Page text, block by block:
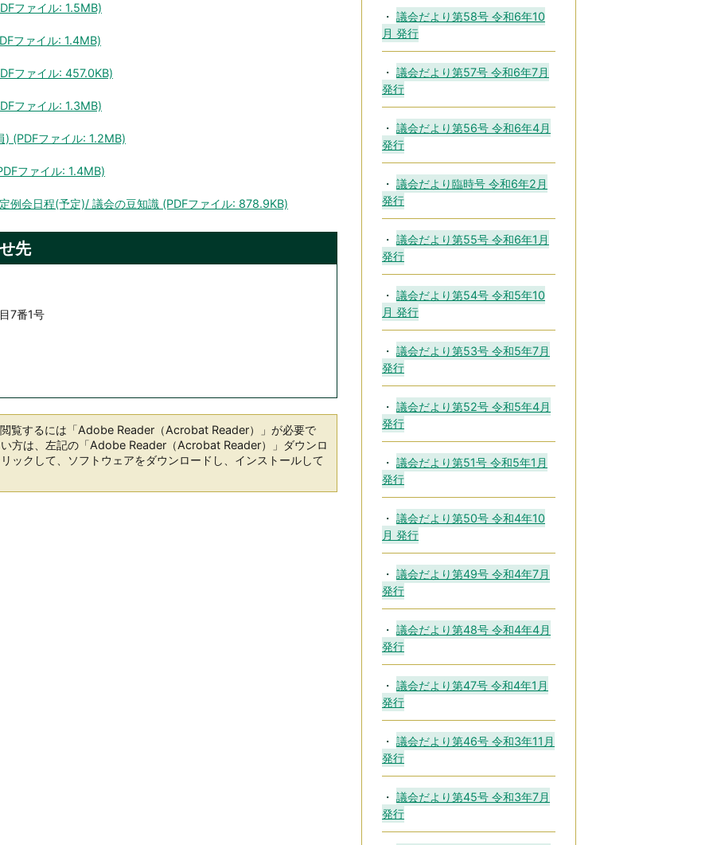
ファイル: 1.5MB)
ファイル: 1.4MB)
ファイル: 457.0KB)
ファイル: 1.3MB)
) (PDFファイル: 1.2MB)
ファイル: 1.4MB)
例会日程(予定)/ 議会の豆知識 (PDFファイル: 878.9KB)
先
7番1号
覧するには「Adobe Reader（Acrobat Reader）」が必要で
方は、左記の「Adobe Reader（Acrobat Reader）」ダウンロ
ックして、ソフトウェアをダウンロードし、インストールして
議会だより第58号 令和6年10
月 発行
議会だより第57号 令和6年7月
発行
議会だより第56号 令和6年4月
発行
議会だより臨時号 令和6年2月
発行
議会だより第55号 令和6年1月
発行
議会だより第54号 令和5年10
月 発行
議会だより第53号 令和5年7月
発行
議会だより第52号 令和5年4月
発行
議会だより第51号 令和5年1月
発行
議会だより第50号 令和4年10
月 発行
議会だより第49号 令和4年7月
発行
議会だより第48号 令和4年4月
発行
議会だより第47号 令和4年1月
発行
議会だより第46号 令和3年11月
発行
議会だより第45号 令和3年7月
発行